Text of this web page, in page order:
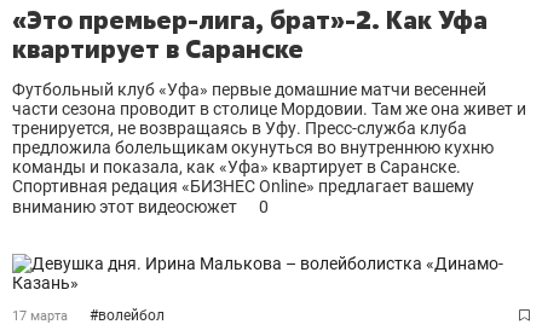
«Это премьер-лига, брат»-2. Как Уфа
квартирует в Саранске
Футбольный клуб «Уфа» первые домашние матчи весенней
части сезона проводит в столице Мордовии. Там же она живет и
тренируется, не возвращаясь в Уфу. Пресс-служба клуба
предложила болельщикам окунуться во внутреннюю кухню
команды и показала, как «Уфа» квартирует в Саранске.
Спортивная редация «БИЗНЕС Online» предлагает вашему
вниманию этот видеосюжет
0
17 марта #волейбол